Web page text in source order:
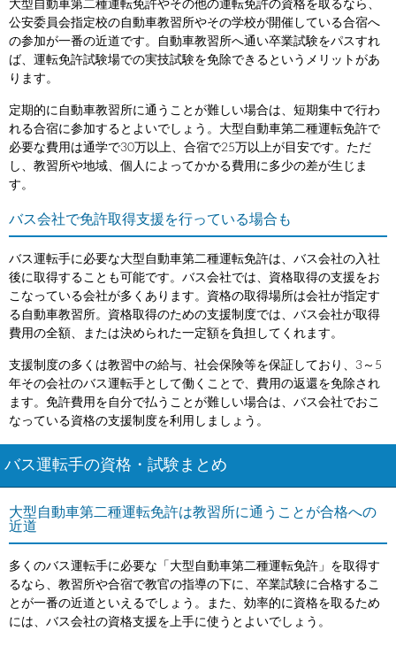
大型自動車第二種運転免許やその他の運転免許の資格を取るなら、
公安委員会指定校の自動車教習所やその学校が開催している合宿へ
の参加が一番の近道です。自動車教習所へ通い卒業試験をパスすれ
ば、運転免許試験場での実技試験を免除できるというメリットがあ
ります。
定期的に自動車教習所に通うことが難しい場合は、短期集中で行わ
れる合宿に参加するとよいでしょう。大型自動車第二種運転免許で
必要な費用は通学で30万以上、合宿で25万以上が目安です。ただ
し、教習所や地域、個人によってかかる費用に多少の差が生じま
す。
バス会社で免許取得支援を行っている場合も
バス運転手に必要な大型自動車第二種運転免許は、バス会社の入社
後に取得することも可能です。バス会社では、資格取得の支援をお
こなっている会社が多くあります。資格の取得場所は会社が指定す
る自動車教習所。資格取得のための支援制度では、バス会社が取得
費用の全額、または決められた一定額を負担してくれます。
支援制度の多くは教習中の給与、社会保険等を保証しており、3～5
年その会社のバス運転手として働くことで、費用の返還を免除され
ます。免許費用を自分で払うことが難しい場合は、バス会社でおこ
なっている資格の支援制度を利用しましょう。
バス運転手の資格・試験まとめ
大型自動車第二種運転免許は教習所に通うことが合格への
近道
多くのバス運転手に必要な「大型自動車第二種運転免許」を取得す
るなら、教習所や合宿で教官の指導の下に、卒業試験に合格するこ
とが一番の近道といえるでしょう。また、効率的に資格を取るため
には、バス会社の資格支援を上手に使うとよいでしょう。